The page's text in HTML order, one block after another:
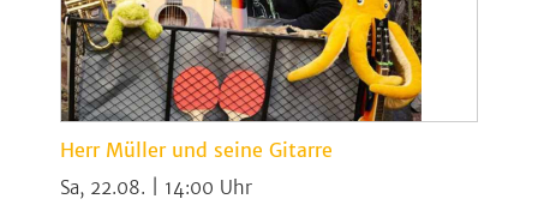
Herr Müller und seine Gitarre
Sa, 22.08. | 14:00